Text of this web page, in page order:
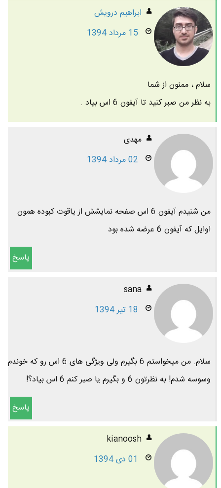
ابراهیم درویش
15 مرداد 1394
سلام ، ممنون از شما
به نظر من صبر کنید تا آیفون 6 اس بیاد .
مهدی
02 مرداد 1394
من شنیدم آیفون 6 اس صفحه نمایشش از یاقوت کبوده همون
اوایل که آیفون 6 عرضه شده بود
پاسخ
sana
18 تیر 1394
سلام. من میخواستم 6 بگیرم ولی ویژگی های 6 اس رو که خوندم
وسوسه شدم! به نظرتون 6 و بگیرم یا صبر کنم 6 اس بیاد؟!
پاسخ
kianoosh
01 دی 1394